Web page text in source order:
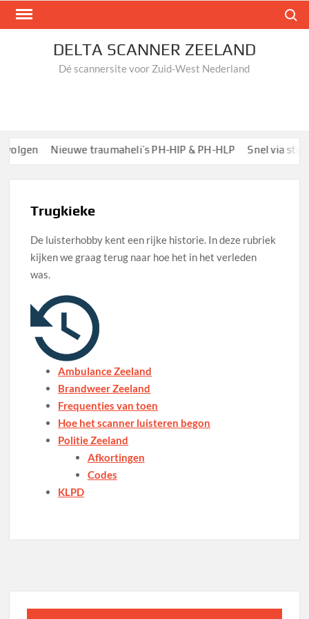
Zoek
DELTA SCANNER ZEELAND
Dé scannersite voor Zuid-West Nederland
Nieuwe traumaheli’s PH-HIP & PH-HLP Snel via
Trugkieke
De luisterhobby kent een rijke historie. In deze rubriek
kijken we graag terug naar hoe het in het verleden
was.
Ambulance Zeeland
Brandweer Zeeland
Frequenties van toen
Hoe het scanner luisteren begon
Politie Zeeland
Afkortingen
Codes
KLPD